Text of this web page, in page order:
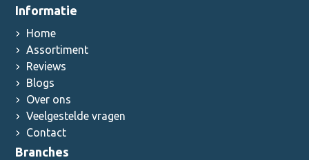
Informatie
Home
Assortiment
Reviews
Blogs
Over ons
Veelgestelde vragen
Contact
Branches